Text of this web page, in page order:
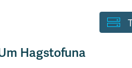
Hagstofuna